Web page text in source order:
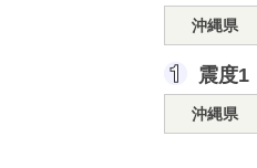
沖縄県
震度1
沖縄県